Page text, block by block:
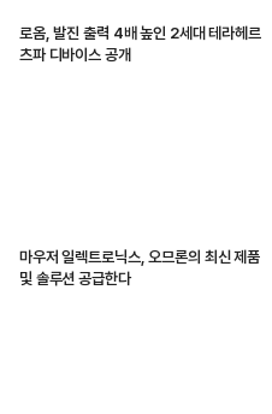
로옴, 발진 출력 4배 높인 2세대 테라헤르
츠파 디바이스 공개
마우저 일렉트로닉스, 오므론의 최신 제품
및 솔루션 공급한다